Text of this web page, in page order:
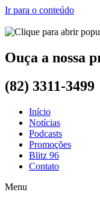
Ir para o conteúdo
Ouça a nossa
(82) 3311-3499
Início
Notícias
Podcasts
Promoções
Blitz 96
Contato
Menu